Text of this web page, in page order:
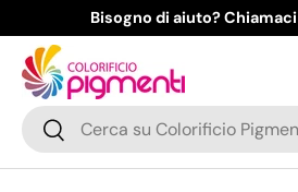
Passa ai contenuti
Bisogno di aiuto? Chiamaci
Cerca
Cerca